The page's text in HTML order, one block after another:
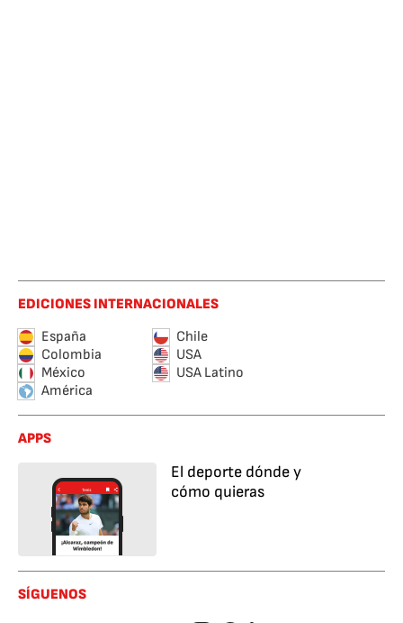
EDICIONES INTERNACIONALES
España
Chile
Colombia
USA
México
USA Latino
América
APPS
El deporte dónde y
cómo quieras
SÍGUENOS